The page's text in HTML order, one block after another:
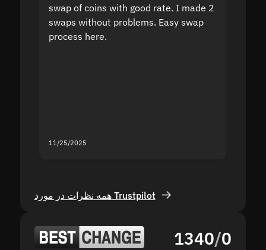
swap of coins with good rate. I made 2
swaps without problems. Easy swap
process here.
11/25/2025
همه نظرات در مورد Trustpilot
1340/0